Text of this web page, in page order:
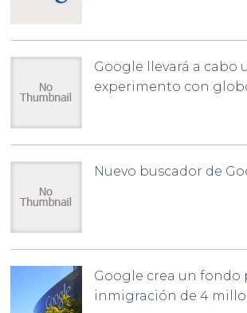
Google llevará a cabo
experimento con
Nuevo buscador de
Google crea un fondo
inmigración de 4